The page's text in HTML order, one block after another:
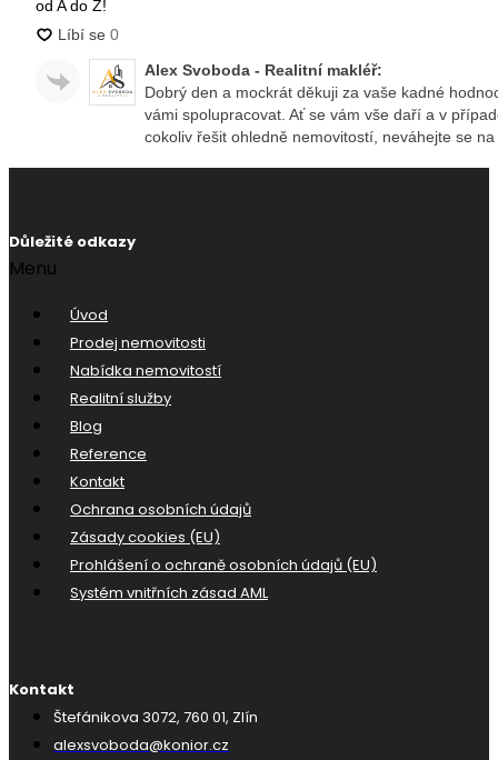
Důležité odkazy
Menu
Úvod
Prodej nemovitosti
Nabídka nemovitostí
Realitní služby
Blog
Reference
Kontakt
Ochrana osobních údajů
Zásady cookies (EU)
Prohlášení o ochraně osobních údajů (EU)
Systém vnitřních zásad AML
Kontakt
Štefánikova 3072, 760 01, Zlín
alexsvoboda@konior.cz